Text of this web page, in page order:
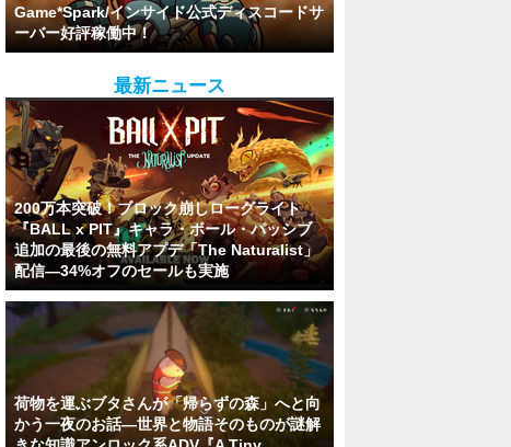
Game*Spark/インサイド公式ディスコードサ
ーバー好評稼働中！
最新ニュース
200万本突破！ブロック崩しローグライト
『BALL x PIT』キャラ・ボール・パッシブ
追加の最後の無料アプデ「The Naturalist」
配信―34%オフのセールも実施
荷物を運ぶブタさんが「帰らずの森」へと向
かう一夜のお話―世界と物語そのものが謎解